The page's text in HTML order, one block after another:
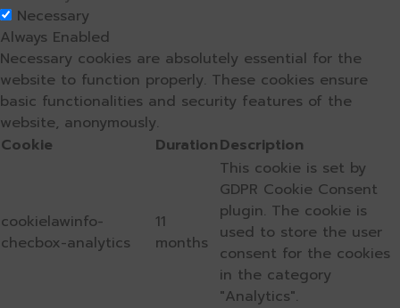
Necessary
Always Enabled
Necessary cookies are absolutely essential for the
website to function properly. These cookies ensure
basic functionalities and security features of the
website, anonymously.
Cookie
DurationDescription
cookielawinfo-
checbox-analytics
11
months
This cookie is set by
GDPR Cookie Consent
plugin. The cookie is
used to store the user
consent for the cookies
in the category
"Analytics".